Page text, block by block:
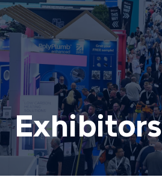
Exhibitors